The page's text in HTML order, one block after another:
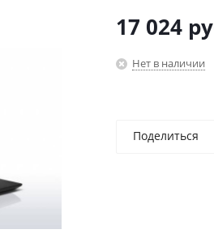
17 024
Нет в наличии
Поделиться